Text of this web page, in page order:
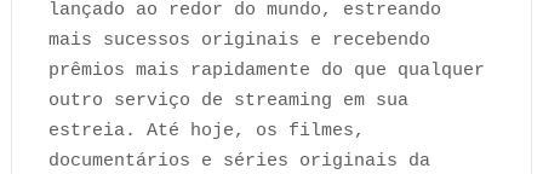
lançado ao redor do mundo, estreando
mais sucessos originais e recebendo
prêmios mais rapidamente do que qualquer
outro serviço de streaming em sua
estreia. Até hoje, os filmes,
documentários e séries originais da